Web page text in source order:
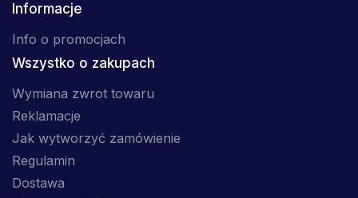
Informacje
Info o promocjach
Wszystko o zakupach
Wymiana zwrot towaru
Reklamacje
Jak wytworzyć zamówienie
Regulamin
Dostawa